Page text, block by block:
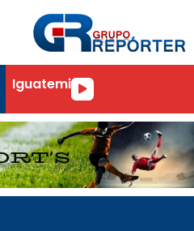
IguatemiTocador
áudio